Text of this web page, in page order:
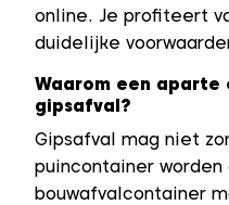
online. Je profiteert
duidelijke
Waarom een aparte
gipsafval?
Gipsafval mag niet
puincontainer
bouwafvalcontainer